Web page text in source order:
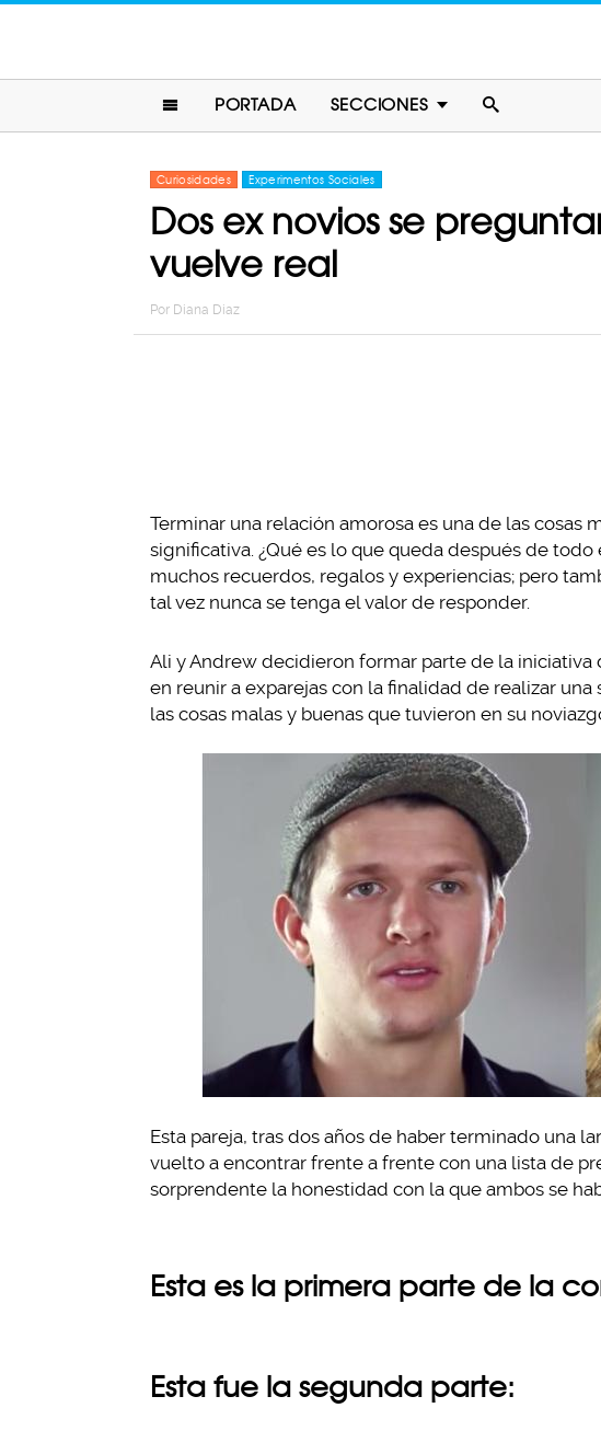
PORTADA SECCIONES
Curiosidades Experimentos Sociales
Dos ex novios se
vuelve real
Por Diana Diaz
Terminar una relación amorosa es una de las cosas
significativa. ¿Qué es lo que queda después de
muchos recuerdos, regalos y experiencias; pero
tal vez nunca se tenga el valor de responder.
Ali y Andrew decidieron formar parte de la iniciativa
en reunir a exparejas con la finalidad de realizar
las cosas malas y buenas que tuvieron en su
Esta pareja, tras dos años de haber terminado una
vuelto a encontrar frente a frente con una lista de
sorprendente la honestidad con la que ambos se
Esta es la primera parte de la
Esta fue la segunda parte: